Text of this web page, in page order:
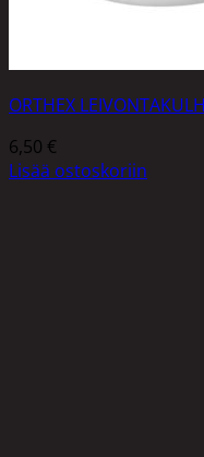
ORTHEX
6,50 €
Lisää ostoskoriin